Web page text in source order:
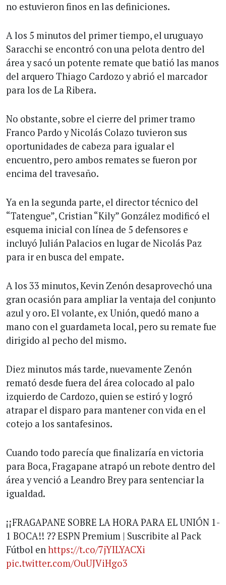
no estuvieron finos en las definiciones.
A los 5 minutos del primer tiempo, el uruguayo
Saracchi se encontró con una pelota dentro del
área y sacó un potente remate que batió las manos
del arquero Thiago Cardozo y abrió el marcador
para los de La Ribera.
No obstante, sobre el cierre del primer tramo
Franco Pardo y Nicolás Colazo tuvieron sus
oportunidades de cabeza para igualar el
encuentro, pero ambos remates se fueron por
encima del travesaño.
Ya en la segunda parte, el director técnico del
“Tatengue”, Cristian “Kily” González modificó el
esquema inicial con línea de 5 defensores e
incluyó Julián Palacios en lugar de Nicolás Paz
para ir en busca del empate.
A los 33 minutos, Kevin Zenón desaprovechó una
gran ocasión para ampliar la ventaja del conjunto
azul y oro. El volante, ex Unión, quedó mano a
mano con el guardameta local, pero su remate fue
dirigido al pecho del mismo.
Diez minutos más tarde, nuevamente Zenón
remató desde fuera del área colocado al palo
izquierdo de Cardozo, quien se estiró y logró
atrapar el disparo para mantener con vida en el
cotejo a los santafesinos.
Cuando todo parecía que finalizaría en victoria
para Boca, Fragapane atrapó un rebote dentro del
área y venció a Leandro Brey para sentenciar la
igualdad.
¡¡FRAGAPANE SOBRE LA HORA PARA EL UNIÓN 1-
1 BOCA!! ?? ESPN Premium | Suscribite al Pack
Fútbol enhttps://t.co/7jYILYACXi
pic.twitter.com/OuUJViHgo3